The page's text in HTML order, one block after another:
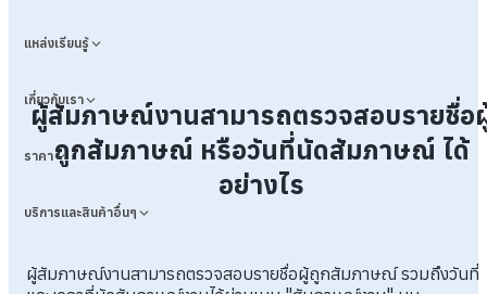
แหล่งเรียนรู้
เกี่ยวกับเรา
ราคา
บริการและสินค้าอื่นๆ
ผู้สัมภาษณ์งานสามารถตรวจสอบรายชื่อ
ถูกสัมภาษณ์ หรือวันที่นัดสัมภาษณ์ ได้
อย่างไร
ผู้สัมภาษณ์งานสามารถตรวจสอบรายชื่อผู้ถูกสัมภาษณ์ รวมถึงวันที่